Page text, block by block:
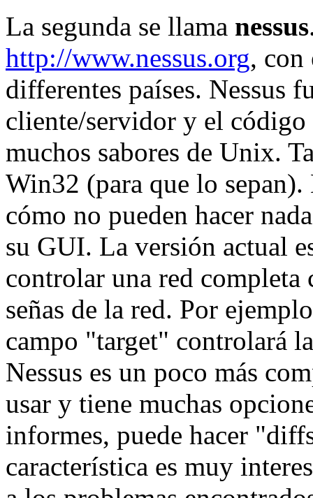
La segunda se llama nessus
http://www.nessus.org, con
differentes países. Nessus
cliente/servidor y el código
muchos sabores de Unix.
Win32 (para que lo sepan).
cómo no pueden hacer
su GUI. La versión actual
controlar una red completa
señas de la red. Por
campo "target" controlará
Nessus es un poco más
usar y tiene muchas
informes, puede hacer
característica es muy